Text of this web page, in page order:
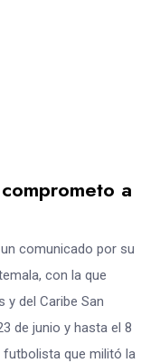
a
comunicado por su
con la que
del Caribe San
de junio y hasta el 8
futbolista que militó la